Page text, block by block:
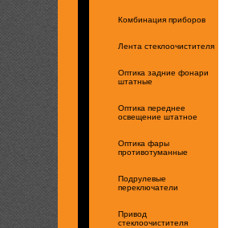
Комбинация приборов
Лента стеклоочистителя
Оптика задние фонари
штатные
Оптика переднее
освещение штатное
Оптика фары
противотуманные
Подрулевые
переключатели
Привод
стеклоочистителя